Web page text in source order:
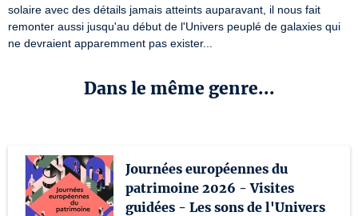
solaire avec des détails jamais atteints auparavant, il nous fait
remonter aussi jusqu'au début de l'Univers peuplé de galaxies qui
ne devraient apparemment pas exister...
Dans le même genre...
Journées européennes du
patrimoine 2026 - Visites
guidées - Les sons de l'Univers